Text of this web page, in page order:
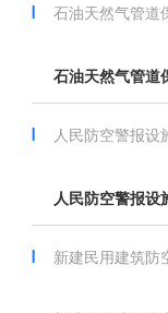
石油天然气管道
石油天然气管道
人民防空警报设
人民防空警报设
新建民用建筑防